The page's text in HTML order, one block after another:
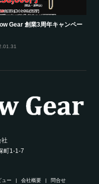
Gear 創業3周年キャンペー
町1-1-7
ュー 会社概要 問合せ